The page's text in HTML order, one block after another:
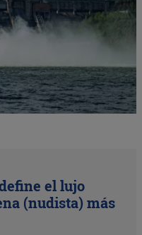
el lujo
(nudista) más